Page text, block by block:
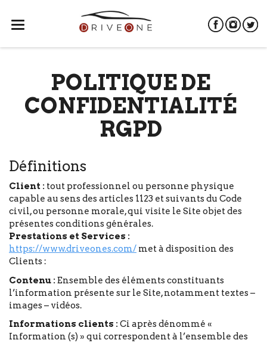
Ouvrir
POLITIQUE DE
CONFIDENTIALITÉ
RGPD
Définitions
Client : tout professionnel ou personne physique
capable au sens des articles 1123 et suivants du Code
civil, ou personne morale, qui visite le Site objet des
présentes conditions générales.
Prestations et Services :
https://www.driveones.com/ met à disposition des
Clients :
Contenu : Ensemble des éléments constituants
l’information présente sur le Site, notamment textes –
images – vidéos.
Informations clients : Ci après dénommé «
Information (s) » qui correspondent à l’ensemble des